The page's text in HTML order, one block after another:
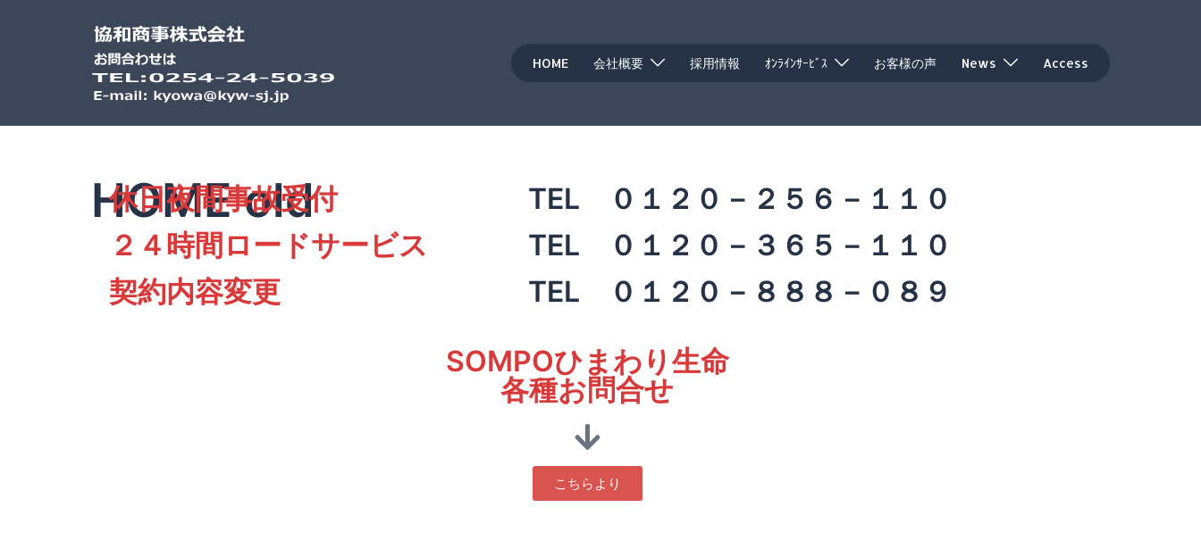
HOME 会社概要 採用情報 ｵﾝﾗｲﾝｻｰﾋﾞｽ お客様の声 News Access
HOME old
休日夜間事故受付
TEL ０１２０－２５６－１１０
２４時間ロードサービス
TEL ０１２０－３６５－１１０
契約内容変更
TEL ０１２０－８８８－０８９
SOMPOひまわり生命
各種お問合せ
こちらより